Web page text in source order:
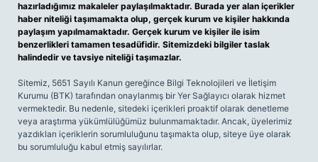
hazırladığımız makaleler paylaşılmaktadır. Burada yer alan içerikler
haber niteliği taşımamakta olup, gerçek kurum ve kişiler hakkında
paylaşım yapılmamaktadır. Gerçek kurum ve kişiler ile isim
benzerlikleri tamamen tesadüfidir. Sitemizdeki bilgiler taslak
halindedir ve tavsiye niteliği taşımazlar.
Sitemiz, 5651 Sayılı Kanun gereğince Bilgi Teknolojileri ve İletişim
Kurumu (BTK) tarafından onaylanmış bir Yer Sağlayıcı olarak hizmet
vermektedir. Bu nedenle, sitedeki içerikleri proaktif olarak denetleme
veya araştırma yükümlülüğümüz bulunmamaktadır. Ancak, üyelerimiz
yazdıkları içeriklerin sorumluluğunu taşımakta olup, siteye üye olarak
bu sorumluluğu kabul etmiş sayılırlar.